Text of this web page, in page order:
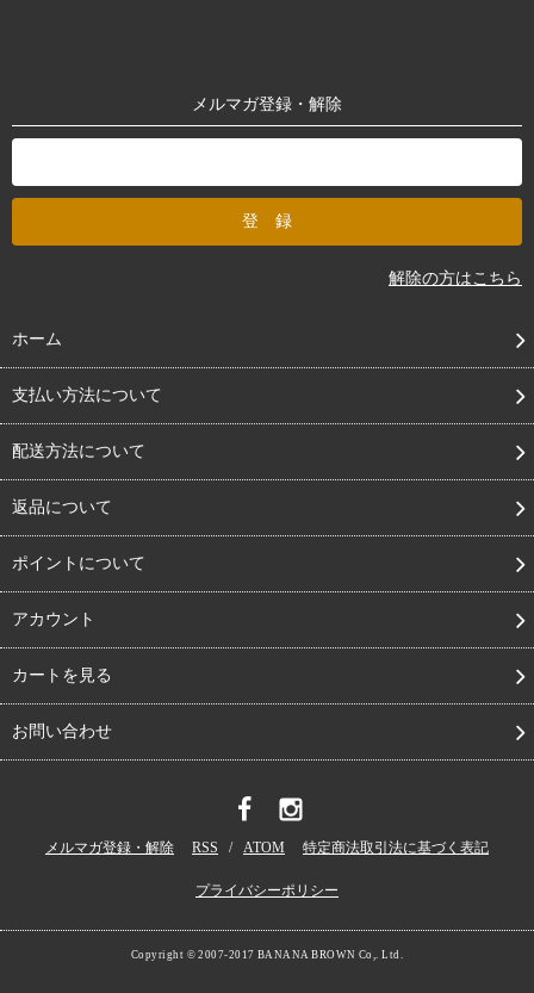
メルマガ登録・解除
解除の方はこちら
ホーム
支払い方法について
配送方法について
返品について
ポイントについて
アカウント
カートを見る
お問い合わせ
メルマガ登録・解除 RSS / ATOM 特定商法取引法に基づく表記
プライバシーポリシー
Copyright © 2007-2017 BANANA BROWN Co,. Ltd.